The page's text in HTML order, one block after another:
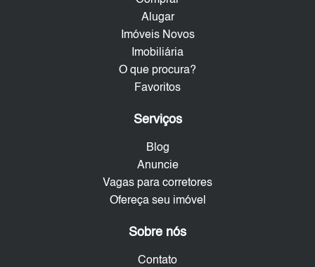
Alugar
Imóveis Novos
Imobiliária
O que procura?
Favoritos
Serviços
Blog
Anuncie
Vagas para corretores
Ofereça seu imóvel
Sobre nós
Contato